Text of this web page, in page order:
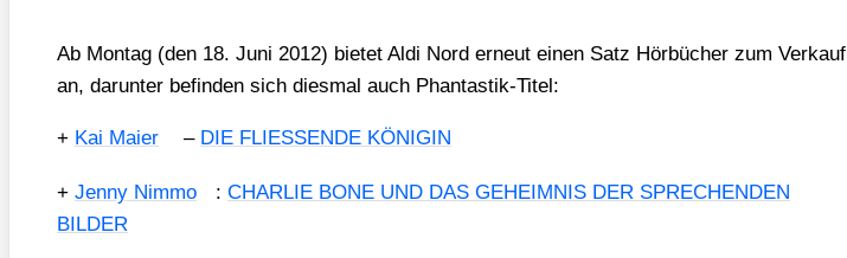
Ab Mon­tag (den 18. Juni 2012) bie­tet Aldi Nord erneut einen Satz Hör­bü­cher zum Ver­kauf
an, dar­un­ter befin­den sich dies­mal auch Phan­tas­tik-Titel:
+ Kai Mai­er – DIE FLIESSENDE KÖNIGIN
+ Jen­ny Nim­mo : CHARLIE BONE UND DAS GEHEIMNIS DER SPRECHENDEN
BILDER